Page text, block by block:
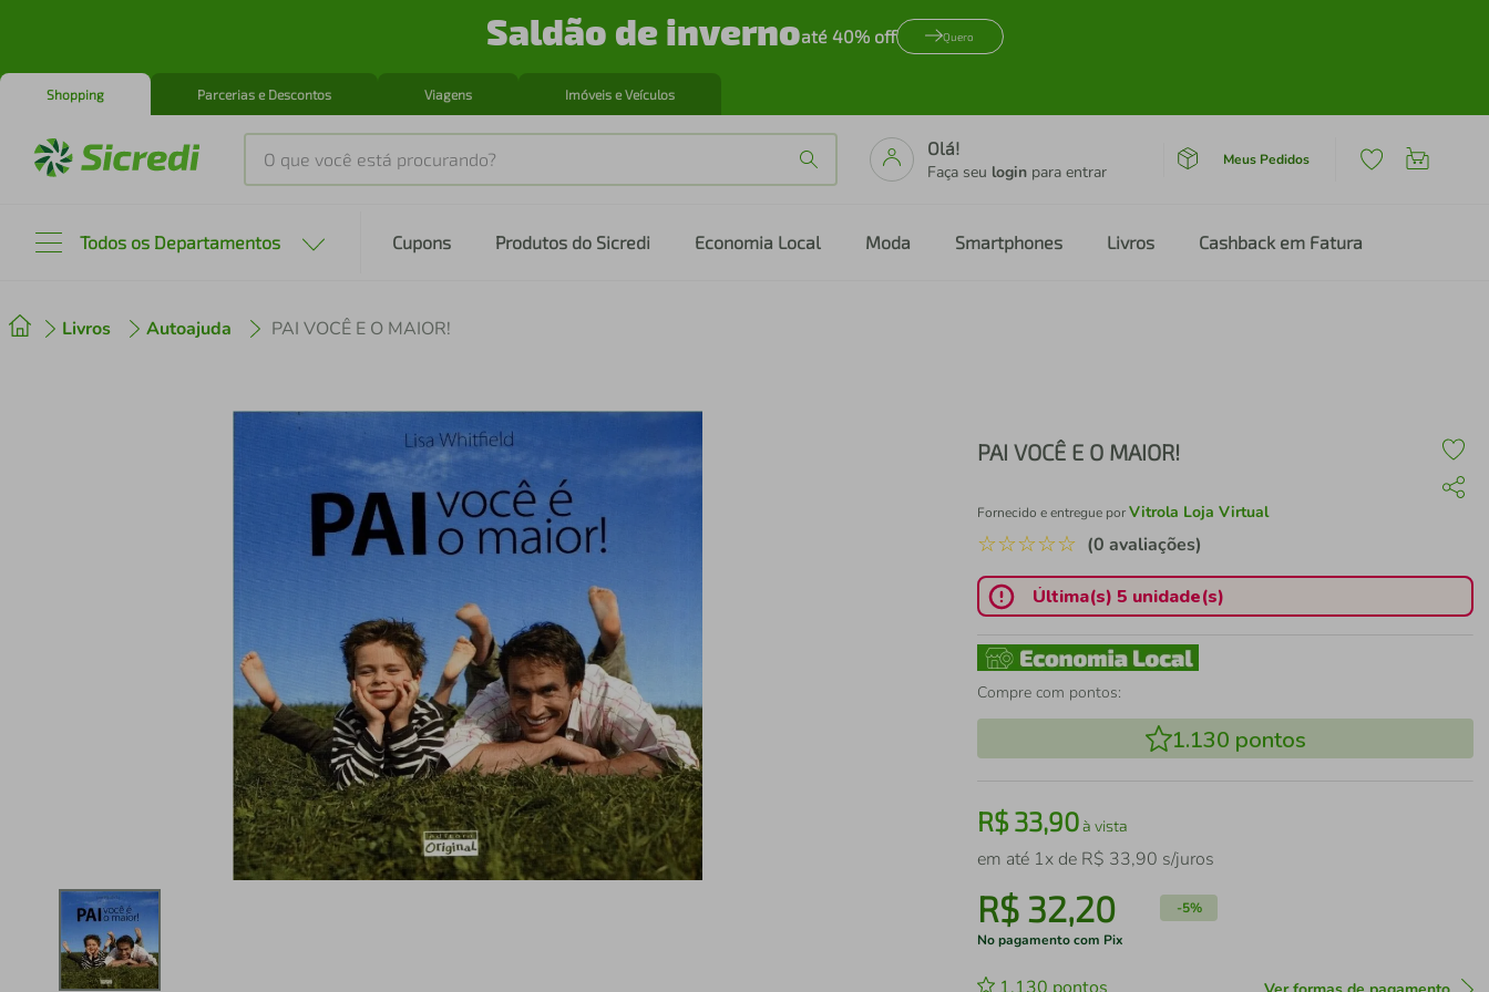
Saldão de invernoaté 40% off Quero
Shopping Parcerias e Descontos Viagens Imóveis e Veículos
O que você está procurando?
Olá!
Faça seu login para entrar
Meus Pedidos
Todos os Departamentos Cupons Produtos do Sicredi Economia Local Moda Smartphones Livros Cashback em Fatura
Livros Autoajuda PAI VOCÊ E O MAIOR!
PAI VOCÊ E O MAIOR!
Fornecido e entregue porVitrola Loja Virtual
☆☆☆☆☆ (0 avaliações)
Última(s) 5 unidade(s)
Compre com pontos:
1.130 pontos
R$33,90à vista
em até 1x de R$ 33,90 s/juros
R$ 32,20 -5%
No pagamento com Pix
2º cafeteira